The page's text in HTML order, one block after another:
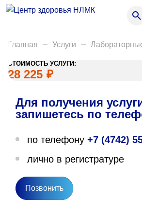
Анализы
Акции
Пациентам
Вакансии
О нас
Направления деятельности
Главная Услуги
СТОИМОСТЬ УСЛУГИ:
28 225 ₽
Для получения
запишетесь по
по телефону +7 (4742)
лично в регистратуре
Позвонить